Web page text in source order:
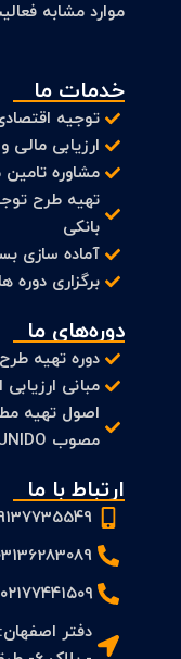
موارد مشابه
خدمات ما
توجیه
ارزیابی
مشاوره تامین
تهیه طرح
بانکی
آماده سازی
برگزاری دوره
دوره‌های ما
دوره تهیه
مبانی
مصوب UNIDO
ارتباط با ما
۰۲۱۷۷۴۴۱۵۰۹
دفتر